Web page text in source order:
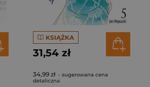
KSIĄŻKA
31,54 zł
34,99 zł - sugerowana cena
detaliczna